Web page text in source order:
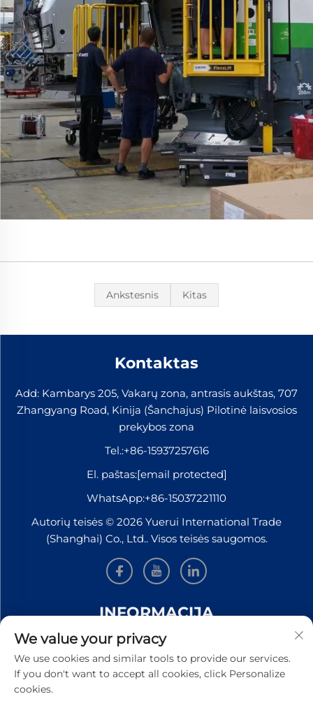
Ankstesnis Kitas
Kontaktas
Add: Kambarys 205, Vakarų zona, antrasis aukštas, 707
Zhangyang Road, Kinija (Šanchajus) Pilotinė laisvosios
prekybos zona
Tel.:+86-15937257616
El. paštas:[email protected]
WhatsApp:+86-15037221110
Autorių teisės © 2026 Yuerui International Trade
(Shanghai) Co., Ltd.. Visos teisės saugomos.
INFORMACIJA
Užsiregistruokite, kad gautumėte mūsų savaitinį
naujienlaiškį
We value your privacy
We use cookies and similar tools to provide our services.
If you don't want to accept all cookies, click Personalize
cookies.